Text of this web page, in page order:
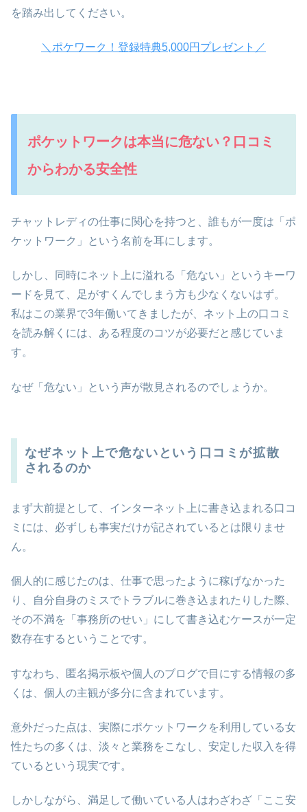
を踏み出してください。
＼ポケワーク！登録特典5,000円プレゼント／
ポケットワークは本当に危ない？口コミ
からわかる安全性
チャットレディの仕事に関心を持つと、誰もが一度は「ポ
ケットワーク」という名前を耳にします。
しかし、同時にネット上に溢れる「危ない」というキーワ
ードを見て、足がすくんでしまう方も少なくないはず。
私はこの業界で3年働いてきましたが、ネット上の口コミ
を読み解くには、ある程度のコツが必要だと感じていま
す。
なぜ「危ない」という声が散見されるのでしょうか。
なぜネット上で危ないという口コミが拡散
されるのか
まず大前提として、インターネット上に書き込まれる口コ
ミには、必ずしも事実だけが記されているとは限りませ
ん。
個人的に感じたのは、仕事で思ったように稼げなかった
り、自分自身のミスでトラブルに巻き込まれたりした際、
その不満を「事務所のせい」にして書き込むケースが一定
数存在するということです。
すなわち、匿名掲示板や個人のブログで目にする情報の多
くは、個人の主観が多分に含まれています。
意外だった点は、実際にポケットワークを利用している女
性たちの多くは、淡々と業務をこなし、安定した収入を得
ているという現実です。
しかしながら、満足して働いている人はわざわざ「ここ安